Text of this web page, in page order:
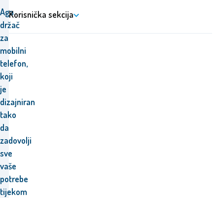
Aga
držač
za
mobilni
telefon,
koji
je
dizajniran
tako
da
zadovolji
sve
vaše
potrebe
tijekom
Korisnička sekcija